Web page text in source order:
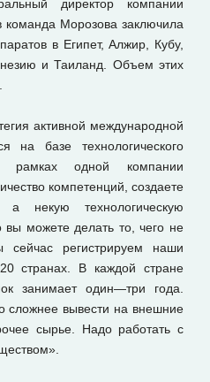
директор компании
Морозова заключила
в Египет, Алжир, Кубу,
и Таиланд. Объем этих
активной международной
на базе технологического
одной компании
компетенций, создаете
некую технологическую
вы можете делать то, чего не
сейчас регистрируем наши
странах. В каждой стране
занимает один—три года.
сложнее вывести на внешние
сырье. Надо работать с